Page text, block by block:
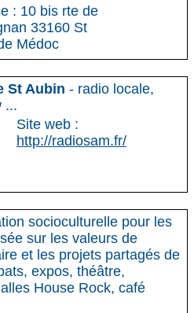
: 10 bis rte de
33160 St
Médoc
St Aubin - radio locale,
...
Site web :
http://radiosam.fr/
socioculturelle pour les
sur les valeurs de
et les projets partagés de
expos, théâtre,
House Rock, café